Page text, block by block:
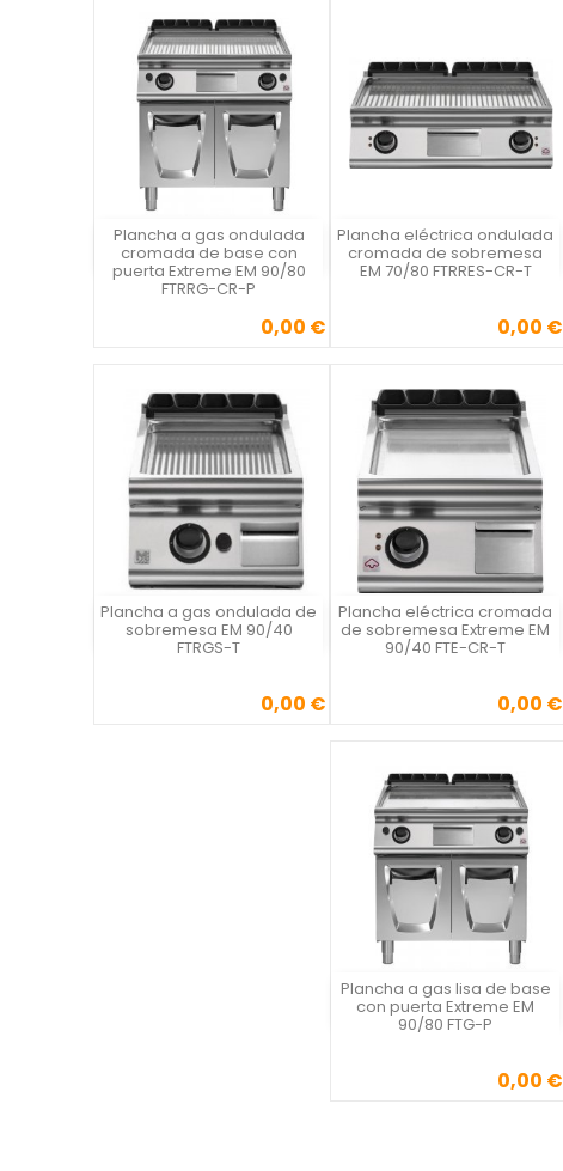
Plancha a gas ondulada
cromada de base con
puerta Extreme EM 90/80
FTRRG-CR-P
Precio0,00 €

Vista rápida Plancha eléctrica ondulada
cromada de sobremesa
EM 70/80 FTRRES-CR-T
Precio0,00 €

Vista rápida
Plancha a gas ondulada de
sobremesa EM 90/40
FTRGS-T
Precio0,00 €

Vista rápida Plancha eléctrica cromada
de sobremesa Extreme EM
90/40 FTE-CR-T
Precio0,00 €

Vista rápida
Plancha a gas lisa de base
con puerta Extreme EM
90/80 FTG-P
Precio0,00 €

Vista rápida